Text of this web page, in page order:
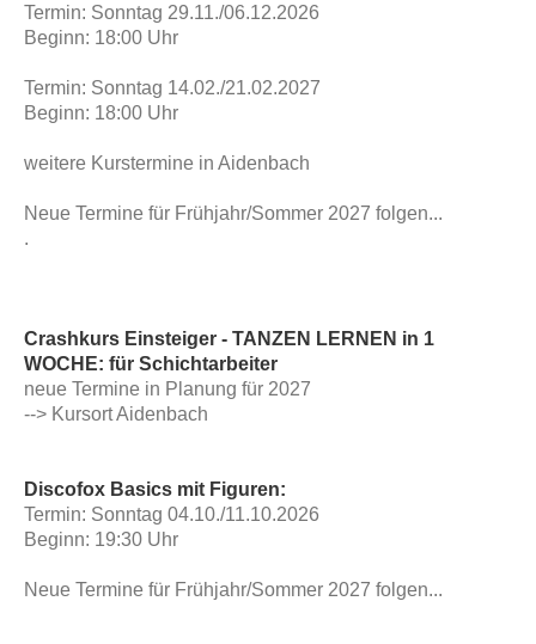
Termin: Sonntag 29.11./06.12.2026
Beginn: 18:00 Uhr
Termin: Sonntag 14.02./21.02.2027
Beginn: 18:00 Uhr
weitere Kurstermine in Aidenbach
Neue Termine für Frühjahr/Sommer 2027 folgen...
.
Crashkurs Einsteiger - TANZEN LERNEN in 1
WOCHE: für Schichtarbeiter
neue Termine in Planung für 2027
--> Kursort Aidenbach
Discofox Basics mit Figuren:
Termin: Sonntag 04.10./11.10.2026
Beginn: 19:30 Uhr
Neue Termine für Frühjahr/Sommer 2027 folgen...